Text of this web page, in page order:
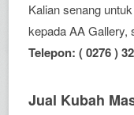
Kalian senang
kepada AA Gallery,
Telepon: ( 0276 )
Jual Kubah